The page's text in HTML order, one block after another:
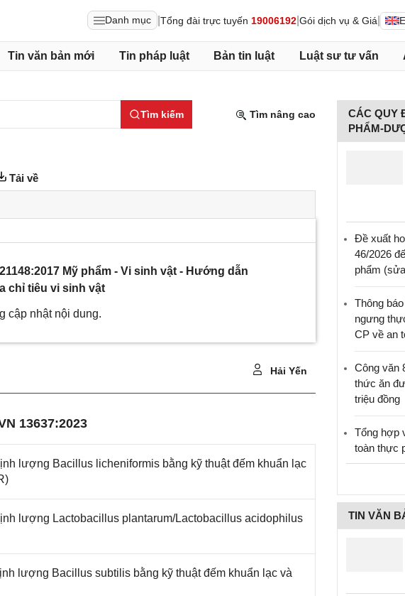
Danh mục Tổng đài trực tuyến 19006192 Gói dịch vụ & Giá
Tin văn bản mới Tin pháp luật Bản tin luật Luật sư tư vấn
Tìm kiếm Tìm nâng cao
Tải về
Mỹ phẩm - Vi sinh vật - Hướng dẫn
chỉ tiêu vi sinh vật
cập nhật nội dung.
Hải Yến
13637:2023
lượng Bacillus licheniformis bằng kỹ thuật đếm khuẩn lạc
lượng Lactobacillus plantarum/Lactobacillus acidophilus
lượng Bacillus subtilis bằng kỹ thuật đếm khuẩn lạc và
CÁC QUY
PHẨM-
Đề xuất
46/2026
phẩm
Thông
ngưng
CP về an
Công văn
thức ăn
triệu đồng
Tổng hợp
toàn thực
TIN VĂN